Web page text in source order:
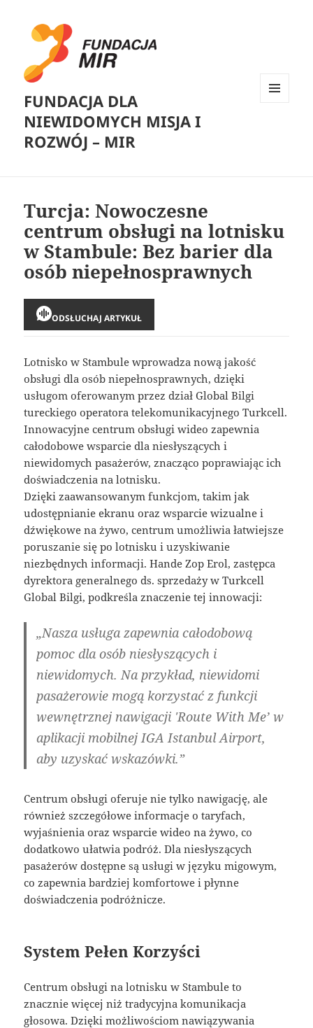
FUNDACJA DLA
NIEWIDOMYCH MISJA I
ROZWÓJ – MIR
Turcja: Nowoczesne
centrum obsługi na lotnisku
w Stambule: Bez barier dla
osób niepełnosprawnych
ODSŁUCHAJ ARTYKUŁ
Lotnisko w Stambule wprowadza nową jakość
obsługi dla osób niepełnosprawnych, dzięki
usługom oferowanym przez dział Global Bilgi
tureckiego operatora telekomunikacyjnego Turkcell.
Innowacyjne centrum obsługi wideo zapewnia
całodobowe wsparcie dla niesłyszących i
niewidomych pasażerów, znacząco poprawiając ich
doświadczenia na lotnisku.
Dzięki zaawansowanym funkcjom, takim jak
udostępnianie ekranu oraz wsparcie wizualne i
dźwiękowe na żywo, centrum umożliwia łatwiejsze
poruszanie się po lotnisku i uzyskiwanie
niezbędnych informacji. Hande Zop Erol, zastępca
dyrektora generalnego ds. sprzedaży w Turkcell
Global Bilgi, podkreśla znaczenie tej innowacji:
„Nasza usługa zapewnia całodobową
pomoc dla osób niesłyszących i
niewidomych. Na przykład, niewidomi
pasażerowie mogą korzystać z funkcji
wewnętrznej nawigacji 'Route With Me’ w
aplikacji mobilnej IGA Istanbul Airport,
aby uzyskać wskazówki.”
Centrum obsługi oferuje nie tylko nawigację, ale
również szczegółowe informacje o taryfach,
wyjaśnienia oraz wsparcie wideo na żywo, co
dodatkowo ułatwia podróż. Dla niesłyszących
pasażerów dostępne są usługi w języku migowym,
co zapewnia bardziej komfortowe i płynne
doświadczenia podróżnicze.
System Pełen Korzyści
Centrum obsługi na lotnisku w Stambule to
znacznie więcej niż tradycyjna komunikacja
głosowa. Dzięki możliwościom nawiązywania